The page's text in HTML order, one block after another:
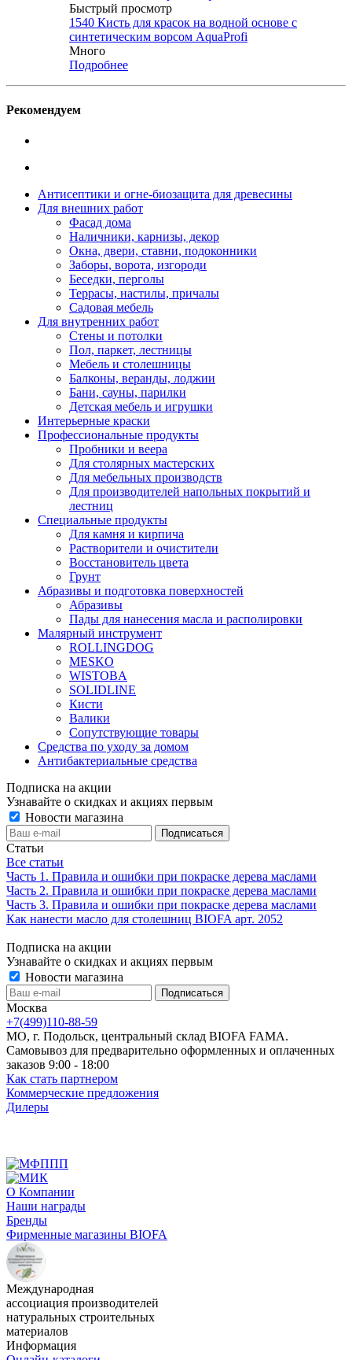
Быстрый просмотр
1540 Кисть для красок на водной основе с
синтетическим ворсом AquaProfi
Много
Подробнее
Рекомендуем
Антисептики и огне-биозащита для древесины
Для внешних работ
Фасад дома
Наличники, карнизы, декор
Окна, двери, ставни, подоконники
Заборы, ворота, изгороди
Беседки, перголы
Террасы, настилы, причалы
Садовая мебель
Для внутренних работ
Стены и потолки
Пол, паркет, лестницы
Мебель и столешницы
Балконы, веранды, лоджии
Бани, сауны, парилки
Детская мебель и игрушки
Интерьерные краски
Профессиональные продукты
Пробники и веера
Для столярных мастерских
Для мебельных производств
Для производителей напольных покрытий и
лестниц
Специальные продукты
Для камня и кирпича
Растворители и очистители
Восстановитель цвета
Грунт
Абразивы и подготовка поверхностей
Абразивы
Пады для нанесения масла и располировки
Малярный инструмент
ROLLINGDOG
MESKO
WISTOBA
SOLIDLINE
Кисти
Валики
Сопутствующие товары
Средства по уходу за домом
Антибактериальные средства
Подписка на акции
Узнавайте о скидках и акциях первым
Новости магазина
Статьи
Все статьи
Часть 1. Правила и ошибки при покраске дерева маслами
Часть 2. Правила и ошибки при покраске дерева маслами
Часть 3. Правила и ошибки при покраске дерева маслами
Как нанести масло для столешниц BIOFA арт. 2052
Подписка на акции
Узнавайте о скидках и акциях первым
Новости магазина
Москва
+7(499)110-88-59
МО, г. Подольск, центральный склад BIOFA FAMA.
Самовывоз для предварительно оформленных и оплаченных
заказов 9:00 - 18:00
Как стать партнером
Коммерческие предложения
Дилеры
О Компании
Наши награды
Бренды
Фирменные магазины BIOFA
Международная
ассоциация производителей
натуральных строительных
материалов
Информация